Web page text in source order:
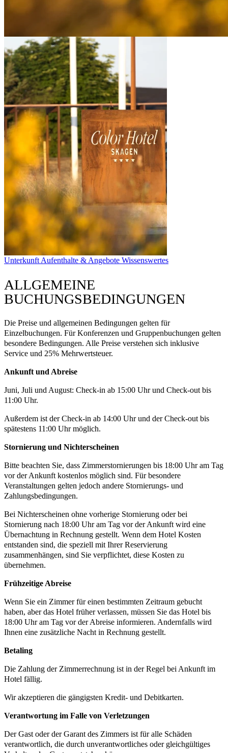
Unterkunft Aufenthalte & Angebote Wissenswertes
ALLGEMEINE
BUCHUNGSBEDINGUNGEN
Die Preise und allgemeinen Bedingungen gelten für
Einzelbuchungen. Für Konferenzen und Gruppenbuchungen gelten
besondere Bedingungen. Alle Preise verstehen sich inklusive
Service und 25% Mehrwertsteuer.
Ankunft und Abreise
Juni, Juli und August: Check-in ab 15:00 Uhr und Check-out bis
11:00 Uhr.
Außerdem ist der Check-in ab 14:00 Uhr und der Check-out bis
spätestens 11:00 Uhr möglich.
Stornierung und Nichterscheinen
Bitte beachten Sie, dass Zimmerstornierungen bis 18:00 Uhr am Tag
vor der Ankunft kostenlos möglich sind. Für besondere
Veranstaltungen gelten jedoch andere Stornierungs- und
Zahlungsbedingungen.
Bei Nichterscheinen ohne vorherige Stornierung oder bei
Stornierung nach 18:00 Uhr am Tag vor der Ankunft wird eine
Übernachtung in Rechnung gestellt. Wenn dem Hotel Kosten
entstanden sind, die speziell mit Ihrer Reservierung
zusammenhängen, sind Sie verpflichtet, diese Kosten zu
übernehmen.
Frühzeitige Abreise
Wenn Sie ein Zimmer für einen bestimmten Zeitraum gebucht
haben, aber das Hotel früher verlassen, müssen Sie das Hotel bis
18:00 Uhr am Tag vor der Abreise informieren. Andernfalls wird
Ihnen eine zusätzliche Nacht in Rechnung gestellt.
Betaling
Die Zahlung der Zimmerrechnung ist in der Regel bei Ankunft im
Hotel fällig.
Wir akzeptieren die gängigsten Kredit- und Debitkarten.
Verantwortung im Falle von Verletzungen
Der Gast oder der Garant des Zimmers ist für alle Schäden
verantwortlich, die durch unverantwortliches oder gleichgültiges